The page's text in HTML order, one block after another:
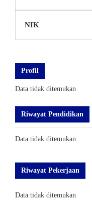
NIK
Profil
Data tidak ditemukan
Riwayat Pendidikan
Data tidak ditemukan
Riwayat Pekerjaan
Data tidak ditemukan